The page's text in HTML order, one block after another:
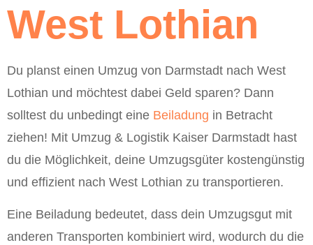
West Lothian
Du planst einen Umzug von Darmstadt nach West
Lothian und möchtest dabei Geld sparen? Dann
solltest du unbedingt eine Beiladung in Betracht
ziehen! Mit Umzug & Logistik Kaiser Darmstadt hast
du die Möglichkeit, deine Umzugsgüter kostengünstig
und effizient nach West Lothian zu transportieren.
Eine Beiladung bedeutet, dass dein Umzugsgut mit
anderen Transporten kombiniert wird, wodurch du die